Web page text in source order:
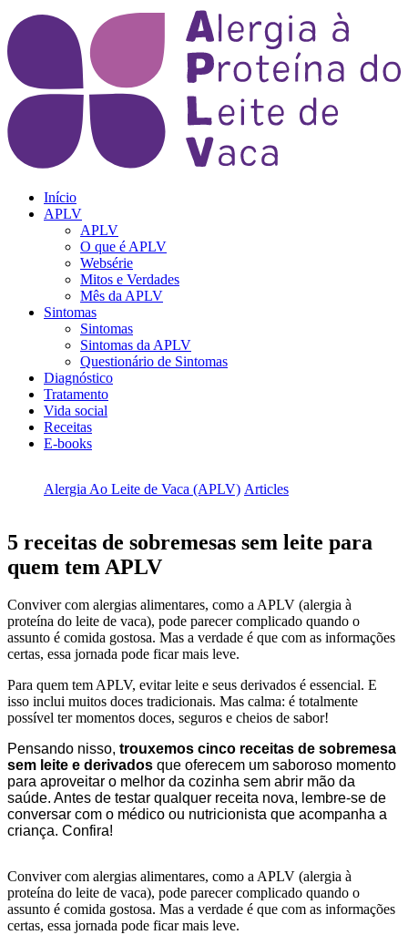
Início
APLV
APLV
O que é APLV
Websérie
Mitos e Verdades
Mês da APLV
Sintomas
Sintomas
Sintomas da APLV
Questionário de Sintomas
Diagnóstico
Tratamento
Vida social
Receitas
E-books
Alergia Ao Leite de Vaca (APLV) Articles
5 receitas de sobremesas sem leite para
quem tem APLV
Conviver com alergias alimentares, como a APLV (alergia à
proteína do leite de vaca), pode parecer complicado quando o
assunto é comida gostosa. Mas a verdade é que com as informações
certas, essa jornada pode ficar mais leve.
Para quem tem APLV, evitar leite e seus derivados é essencial. E
isso inclui muitos doces tradicionais. Mas calma: é totalmente
possível ter momentos doces, seguros e cheios de sabor!
Pensando nisso, trouxemos cinco receitas de sobremesa
sem leite e derivados que oferecem um saboroso momento
para aproveitar o melhor da cozinha sem abrir mão da
saúde. Antes de testar qualquer receita nova, lembre-se de
conversar com o médico ou nutricionista que acompanha a
criança. Confira!
Conviver com alergias alimentares, como a APLV (alergia à
proteína do leite de vaca), pode parecer complicado quando o
assunto é comida gostosa. Mas a verdade é que com as informações
certas, essa jornada pode ficar mais leve.